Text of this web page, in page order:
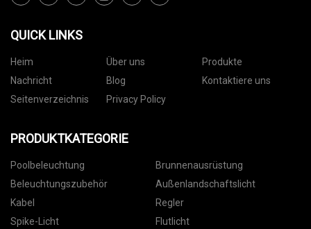
QUICK LINKS
Heim Über uns
Produkte
Nachricht
Blog
Kontaktiere uns
Seitenverzeichnis
Privacy Policy
PRODUKTKATEGORIE
Poolbeleuchtung
Brunnenausrüstung
Beleuchtungszubehör
Außenlandschaftslicht
Kabel
Regler
Spike-Licht
Flutlicht